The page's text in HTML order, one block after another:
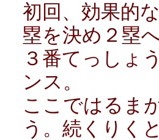
初回、効果的
塁を決め２塁
３番てっしょ
ンス。
ここではるま
う。続くりく